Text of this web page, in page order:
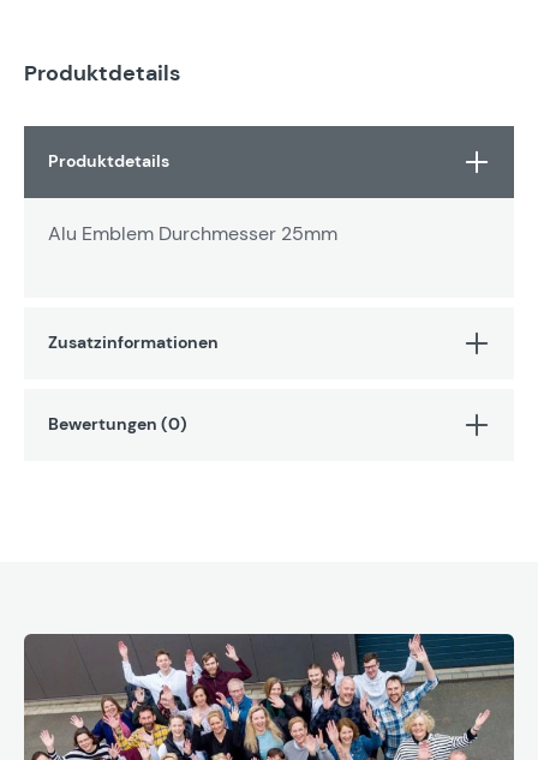
Produktdetails
Produktdetails
Alu Emblem Durchmesser 25mm
Zusatzinformationen
Bewertungen (0)